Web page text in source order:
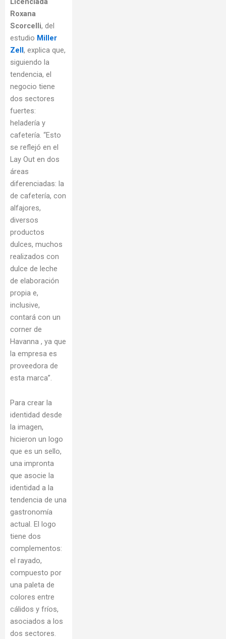
Roxana
Scorcelli, del
estudio Miller
Zell, explica que,
siguiendo la
tendencia, el
negocio tiene
dos sectores
fuertes:
heladería y
cafetería. “Esto
se reflejó en el
Lay Out en dos
áreas
diferenciadas: la
de cafetería, con
alfajores,
diversos
productos
dulces, muchos
realizados con
dulce de leche
de elaboración
propia e,
inclusive,
contará con un
corner de
Havanna , ya que
la empresa es
proveedora de
esta marca”.
Para crear la
identidad desde
la imagen,
hicieron un logo
que es un sello,
una impronta
que asocie la
identidad a la
tendencia de una
gastronomía
actual. El logo
tiene dos
complementos:
el rayado,
compuesto por
una paleta de
colores entre
cálidos y fríos,
asociados a los
dos sectores.